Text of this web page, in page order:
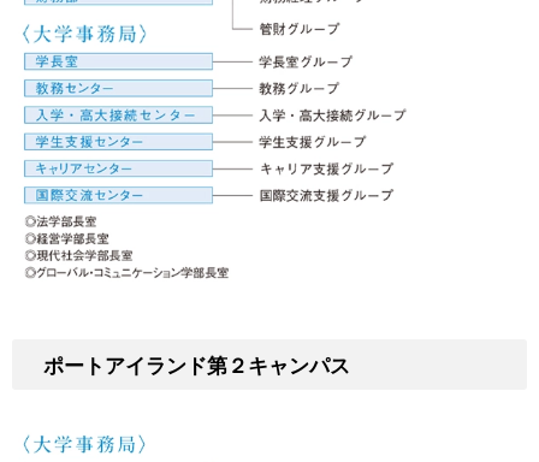
ポートアイランド第２キャンパス